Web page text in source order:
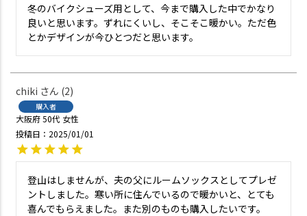
冬のバイクシューズ用として、今まで購入した中でかなり
良いと思います。ずれにくいし、そこそこ暖かい。ただ色
とかデザインが今ひとつだと思います。
chiki 2
購入者
大阪府50代 女性
投稿日
2025/01/01
登山はしませんが、夫の父にルームソックスとしてプレゼ
ントしました。寒い所に住んでいるので暖かいと、とても
喜んでもらえました。また別のものも購入したいです。